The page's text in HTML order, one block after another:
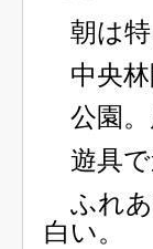
朝は特
中央林
公園。
遊具で
ふれあ
白い。